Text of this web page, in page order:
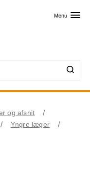
Menu
og afsnit
Yngre læger